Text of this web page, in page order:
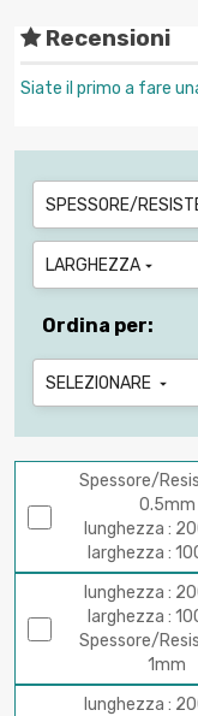
Recensioni
Siate il primo a fare
SPESSORE/
LARGHEZZA 
Ordina per:
SELEZIONARE 
Spessore/
0.5mm
lunghezza :
larghezza :
lunghezza :
larghezza :
Spessore/
1mm
lunghezza :